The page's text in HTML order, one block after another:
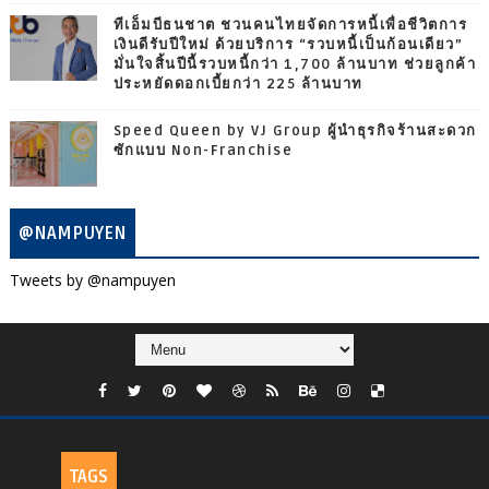
ทีเอ็มบีธนชาต ชวนคนไทยจัดการหนี้เพื่อชีวิตการ
เงินดีรับปีใหม่ ด้วยบริการ “รวบหนี้เป็นก้อนเดียว”
มั่นใจสิ้นปีนี้รวบหนี้กว่า 1,700 ล้านบาท ช่วยลูกค้า
ประหยัดดอกเบี้ยกว่า 225 ล้านบาท
Speed Queen by VJ Group ผู้นำธุรกิจร้านสะดวก
ซักแบบ Non-Franchise
@NAMPUYEN
Tweets by @nampuyen
TAGS